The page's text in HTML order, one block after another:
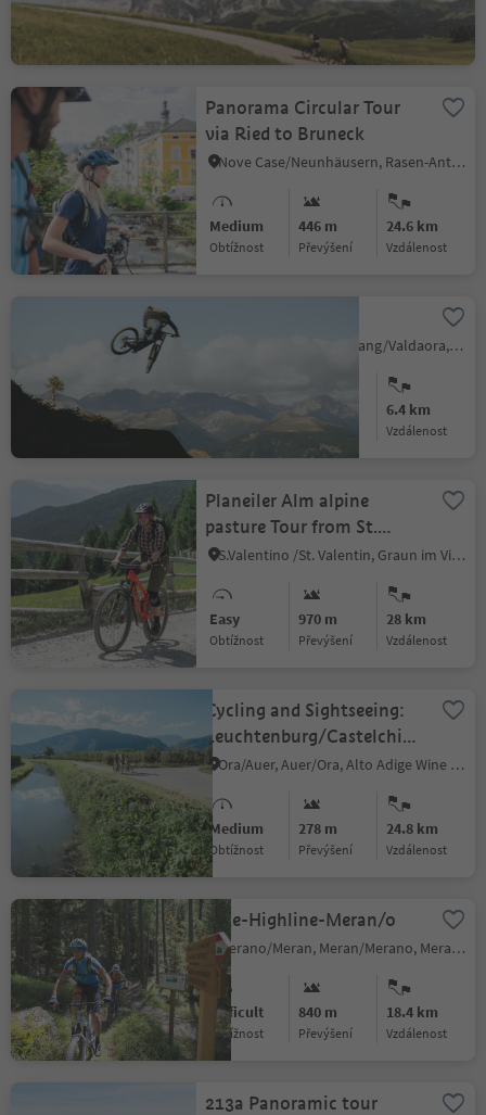
Medium
Obtížnost
1489 m
Převýšení vzdálenost
Panorama Circular Tour
via Ried to Bruneck
Nove Case/Neunhäusern, Rasen-Antholz/Rasun Anterselva, Dolomites Region Kronplatz/Plan de Corones
Medium
Obtížnost
446 m
Převýšení
24.6 km
vzdálenost
Riscone/Reischach, Olang/Valdaora, Dolomites Region Kronplatz/Plan de Corones
Medium 0 m
Převýšení
6.4 km
vzdálenost
Planeiler Alm alpine
pasture Tour from St.
Valentin
S.Valentino /St. Valentin, Graun im Vinschgau/Curon Venosta, Vinschgau/Val Venosta
Easy
Obtížnost
970 m
Převýšení
28 km
vzdálenost
Cycling and Sightseeing:
Leuchtenburg/Castelchiaro
Round Tour at Lake
Ora/Auer, Auer/Ora, Alto Adige Wine Road
Medium
Obtížnost
278 m
Převýšení
24.8 km
vzdálenost
Bike-Highline-Meran/o
Merano/Meran, Meran/Merano, Meran/Merano and environs
Difficult
Obtížnost
840 m
Převýšení
18.4 km
vzdálenost
213a Panoramic tour